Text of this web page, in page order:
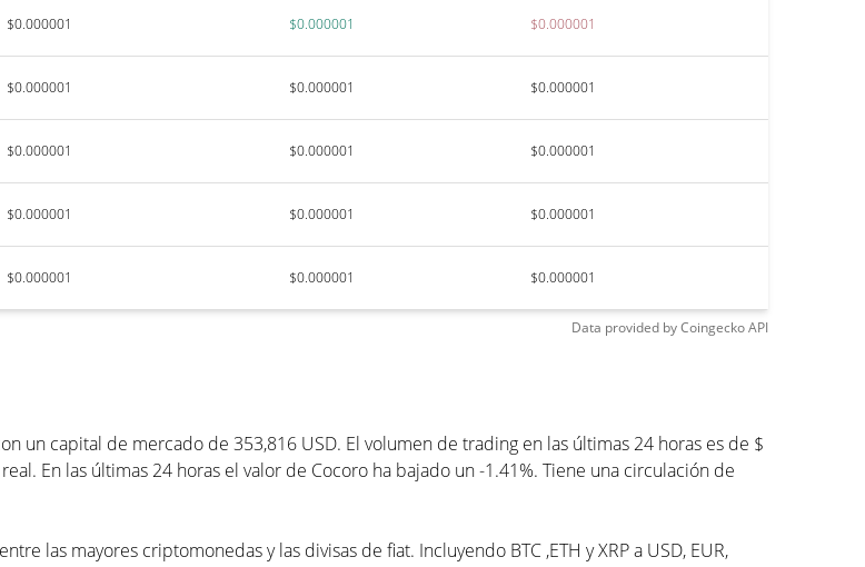
$0.000001 $0.000001 $0.000001
$0.000001 $0.000001 $0.000001
$0.000001 $0.000001 $0.000001
$0.000001 $0.000001 $0.000001
$0.000001 $0.000001 $0.000001
Data provided byCoingeckoAPI
un capital de mercado de 353,816 USD. El volumen de trading en las últimas 24 horas es de $
En las últimas 24 horas el valor de Cocoro ha bajado un -1.41%. Tiene una circulación de
las mayores criptomonedas y las divisas de fiat. Incluyendo BTC ,ETH y XRP a USD, EUR,